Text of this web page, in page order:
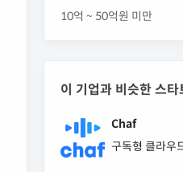
10억 ~ 50억원 미만
이 기업과 비슷한 스타
Chaf
구독형 클라우